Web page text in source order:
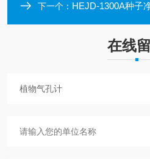
下一个： HEJD-1300A种子
在线